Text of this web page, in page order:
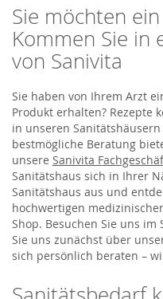
Sie möchten
Kommen Sie in
von Sanivita
Sie haben von Ihrem Arzt
Produkt erhalten? Rezepte
in unseren
bestmögliche Beratung
unsere Sanivita
Sanitätshaus sich in Ihrer
Sanitätshaus aus und
hochwertigen
Shop. Besuchen Sie uns
Sie uns zunächst über
sich persönlich beraten –